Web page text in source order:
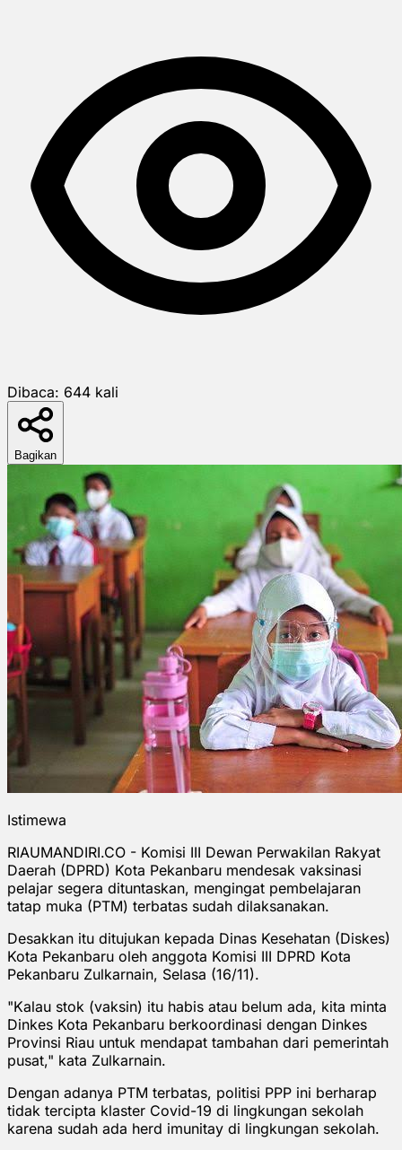
Dibaca: 644 kali
Bagikan
Istimewa
RIAUMANDIRI.CO - Komisi III Dewan Perwakilan Rakyat
Daerah (DPRD) Kota Pekanbaru mendesak vaksinasi
pelajar segera dituntaskan, mengingat pembelajaran
tatap muka (PTM) terbatas sudah dilaksanakan.
Desakkan itu ditujukan kepada Dinas Kesehatan (Diskes)
Kota Pekanbaru oleh anggota Komisi III DPRD Kota
Pekanbaru Zulkarnain, Selasa (16/11).
"Kalau stok (vaksin) itu habis atau belum ada, kita minta
Dinkes Kota Pekanbaru berkoordinasi dengan Dinkes
Provinsi Riau untuk mendapat tambahan dari pemerintah
pusat," kata Zulkarnain.
Dengan adanya PTM terbatas, politisi PPP ini berharap
tidak tercipta klaster Covid-19 di lingkungan sekolah
karena sudah ada herd imunitay di lingkungan sekolah.